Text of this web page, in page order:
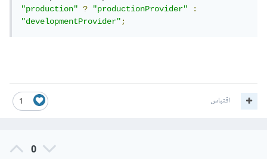
"production"
? "productionProvider"
:
"developmentProvider";
1 اقتباس
0